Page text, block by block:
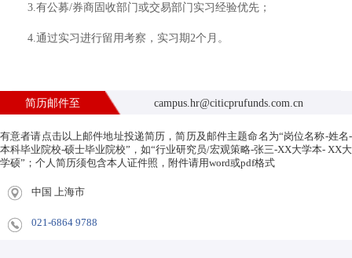
3.有公募/券商固收部门或交易部门实习经验优先；
4.通过实习进行留用考察，实习期2个月。
简历邮件至 campus.hr@citicprufunds.com.cn
有意者请点击以上邮件地址投递简历，简历及邮件主题命名为“岗位名称-姓名-
本科毕业院校-硕士毕业院校”，如“行业研究员/宏观策略-张三-XX大学本- XX大
学硕”；个人简历须包含本人证件照，附件请用word或pdf格式
中国 上海市
021-6864 9788